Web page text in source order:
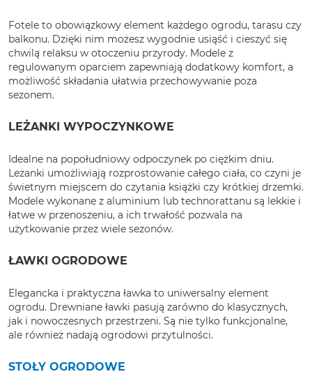
Fotele to obowiązkowy element każdego ogrodu, tarasu czy
balkonu. Dzięki nim możesz wygodnie usiąść i cieszyć się
chwilą relaksu w otoczeniu przyrody. Modele z
regulowanym oparciem zapewniają dodatkowy komfort, a
możliwość składania ułatwia przechowywanie poza
sezonem.
LEŻANKI WYPOCZYNKOWE
Idealne na popołudniowy odpoczynek po ciężkim dniu.
Leżanki umożliwiają rozprostowanie całego ciała, co czyni je
świetnym miejscem do czytania książki czy krótkiej drzemki.
Modele wykonane z aluminium lub technorattanu są lekkie i
łatwe w przenoszeniu, a ich trwałość pozwala na
użytkowanie przez wiele sezonów.
ŁAWKI OGRODOWE
Elegancka i praktyczna ławka to uniwersalny element
ogrodu. Drewniane ławki pasują zarówno do klasycznych,
jak i nowoczesnych przestrzeni. Są nie tylko funkcjonalne,
ale również nadają ogrodowi przytulności.
STOŁY OGRODOWE